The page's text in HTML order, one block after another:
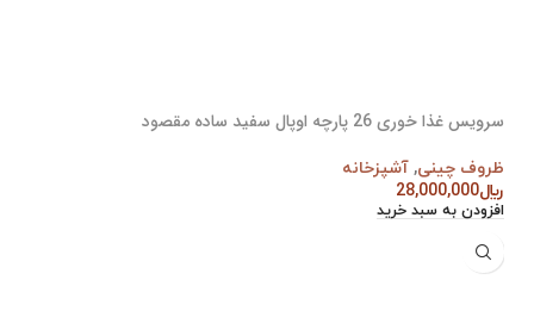
سرویس غذا خوری 26 پارچه اوپال سفید ساده مقصود
ظروف چینی, آشپزخانه
﷼28,000,000
افزودن به سبد خرید